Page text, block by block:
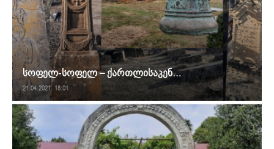
სოფელ-სოფელ – ქართლისაკენ…
21.04.2021. 18:01